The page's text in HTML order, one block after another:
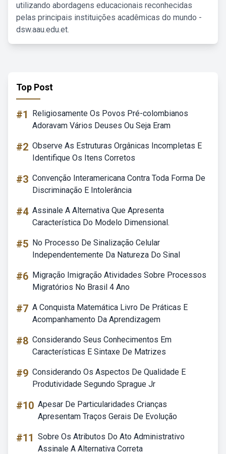
utilizando abordagens educacionais reconhecidas
pelas principais instituições acadêmicas do mundo -
dsw.aau.edu.et.
Top Post
#1
Religiosamente Os Povos Pré-colombianos
Adoravam Vários Deuses Ou Seja Eram
#2 Observe As Estruturas Orgânicas Incompletas E
Identifique Os Itens Corretos
#3 Convenção Interamericana Contra Toda Forma De
Discriminação E Intolerância
#4 Assinale A Alternativa Que Apresenta
Característica Do Modelo Dimensional.
#5 No Processo De Sinalização Celular
Independentemente Da Natureza Do Sinal
#6 Migração Imigração Atividades Sobre Processos
Migratórios No Brasil 4 Ano
#7 A Conquista Matemática Livro De Práticas E
Acompanhamento Da Aprendizagem
#8 Considerando Seus Conhecimentos Em
Características E Sintaxe De Matrizes
#9 Considerando Os Aspectos De Qualidade E
Produtividade Segundo Sprague Jr
#10 Apesar De Particularidades Crianças
Apresentam Traços Gerais De Evolução
#11 Sobre Os Atributos Do Ato Administrativo
Assinale A Alternativa Correta